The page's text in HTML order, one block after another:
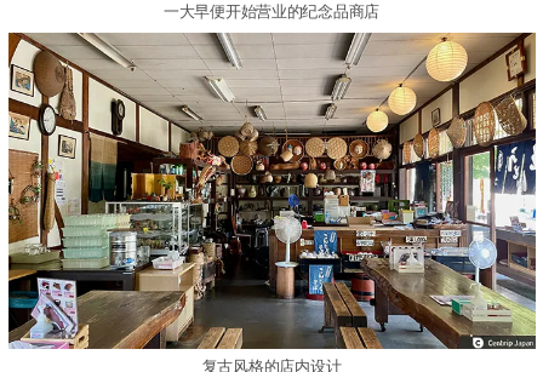
一大早便开始营业的纪念品商店
复古风格的店内设计